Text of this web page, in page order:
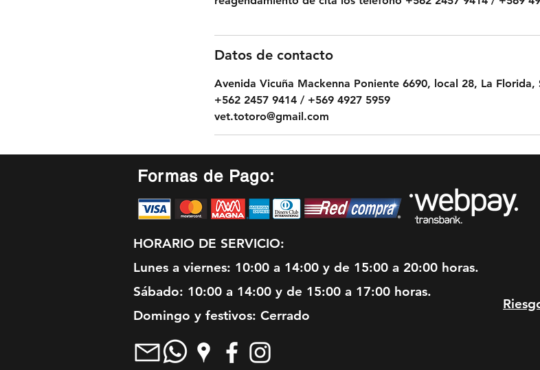
Datos de contacto
Avenida Vicuña Mackenna Poniente 6690, local 28, La Florida,
+562 2457 9414 / +569 4927 5959
vet.totoro@gmail.com
Formas de Pago:
HORARIO DE SERVICIO:
Lunes a viernes: 10:00 a 14:00 y de 15:00 a 20:00 horas.
Sábado: 10:00 a 14:00 y de 15:00 a 17:00 horas.
Domingo y festivos: Cerrado